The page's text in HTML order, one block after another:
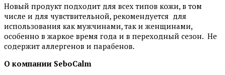
Новый продукт подходит для всех типов кожи, в том
числе и для чувствительной, рекомендуется для
использования как мужчинами, так и женщинами,
особенно в жаркое время года и в переходный сезон. Не
содержит аллергенов и парабенов.
О компании SeboCalm